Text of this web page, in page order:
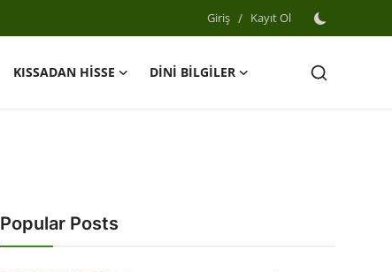
Giriş / Kayıt Ol
KISSADAN HİSSE
DİNİ BİLGİLER
Popular Posts